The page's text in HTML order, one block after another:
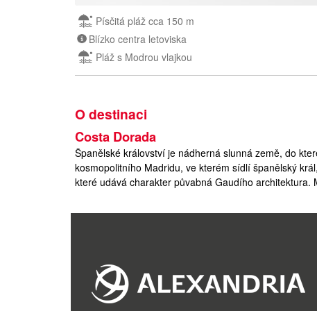
Písčitá pláž cca 150 m
Blízko centra letoviska
Pláž s Modrou vlajkou
O destinaci
Costa Dorada
Španělské království je nádherná slunná země, do
kosmopolitního Madridu, ve kterém sídlí španělský
které udává charakter půvabná Gaudího
se kromě mnoha přímořských letovisek nachází i
také všichni gurmáni, protože zdejší vyhlášené
Španělsko, oficiálně Španělské království, je stát
na severovýchodě s Andorrou a Francií a na jihu s
pozemní hranici s Marokem. Ke Španělskému